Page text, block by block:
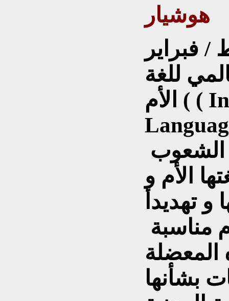
هوشيار
في 21 شياط / فبراير
للغة
الأم ( ( International Mother
الأم و
و تهديدأ
مناسبة
المعضلة
بشأنها